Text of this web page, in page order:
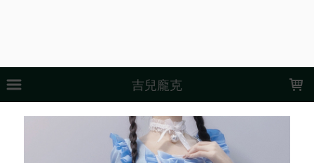
吉兒龐克